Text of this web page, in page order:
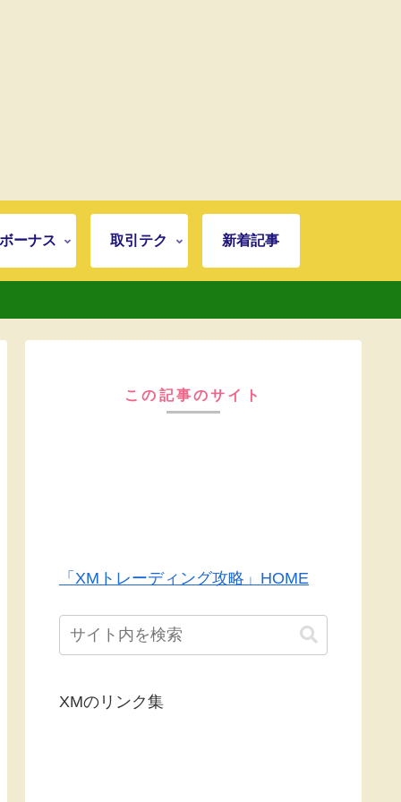
ーナス 取引テク 新着記事
この記事のサイト
「XMトレーディング攻略」HOME
XMのリンク集